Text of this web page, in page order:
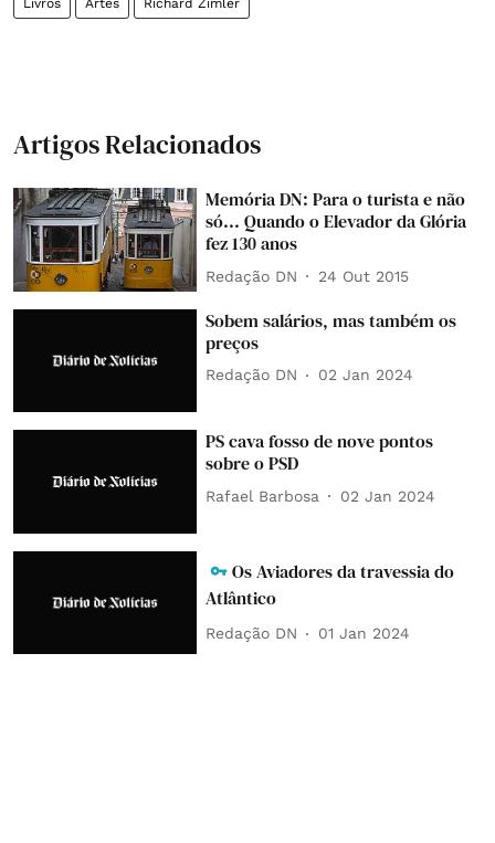
Livros Artes Richard Zimler
Artigos Relacionados
Memória DN: Para o turista e não
só... Quando o Elevador da Glória
fez 130 anos
Redação DN 24 Out 2015
Sobem salários, mas também os
preços
Redação DN 02 Jan 2024
PS cava fosso de nove pontos
sobre o PSD
Rafael Barbosa 02 Jan 2024
Os Aviadores da travessia do
Atlântico
Redação DN 01 Jan 2024